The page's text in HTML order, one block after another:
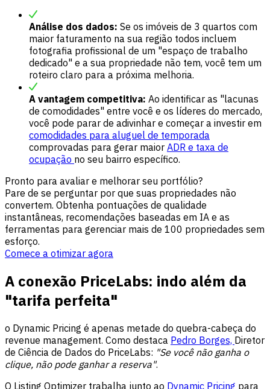
Análise dos dados: Se os imóveis de 3 quartos com
maior faturamento na sua região todos incluem
fotografia profissional de um "espaço de trabalho
dedicado" e a sua propriedade não tem, você tem um
roteiro claro para a próxima melhoria.
A vantagem competitiva: Ao identificar as "lacunas
de comodidades" entre você e os líderes do mercado,
você pode parar de adivinhar e começar a investir em
comodidades para aluguel de temporada
comprovadas para gerar maior ADR e taxa de
ocupação no seu bairro específico.
Pronto para avaliar e melhorar seu portfólio?
Pare de se perguntar por que suas propriedades não
convertem. Obtenha pontuações de qualidade
instantâneas, recomendações baseadas em IA e as
ferramentas para gerenciar mais de 100 propriedades sem
esforço.
Comece a otimizar agora
A conexão PriceLabs: indo além da
"tarifa perfeita"
o Dynamic Pricing é apenas metade do quebra-cabeça do
revenue management. Como destaca Pedro Borges, Diretor
de Ciência de Dados do PriceLabs: "Se você não ganha o
clique, não pode ganhar a reserva".
O Listing Optimizer trabalha junto ao Dynamic Pricing para